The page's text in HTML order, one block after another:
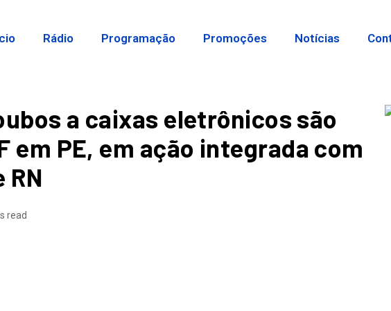
Rádio Programação Promoções Notícias
a caixas eletrônicos são
em PE, em ação integrada com
RN
read